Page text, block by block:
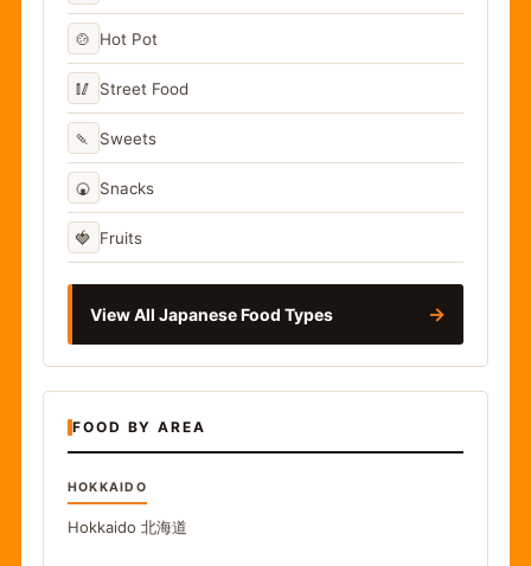
🍲 Hot Pot
🥢 Street Food
🍡 Sweets
🍘 Snacks
🍓 Fruits
View All Japanese Food Types →
FOOD BY AREA
HOKKAIDO
Hokkaido 北海道